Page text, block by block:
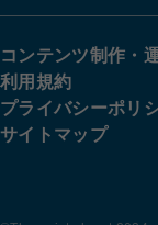
コンテンツ制作・
利用規約
プライバシーポリ
サイトマップ